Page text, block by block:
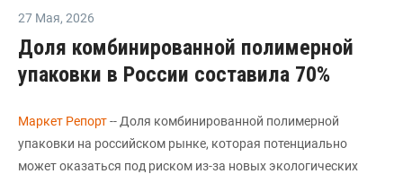
27 Мая, 2026
Доля комбинированной полимерной
упаковки в России составила 70%
Маркет Репорт-- Доля комбинированной полимерной
упаковки на российском рынке, которая потенциально
может оказаться под риском из-за новых экологических